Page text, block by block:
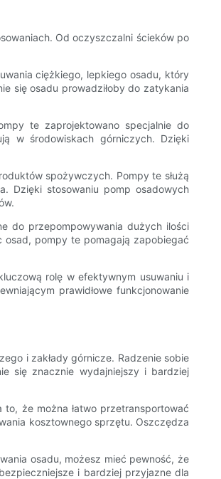
Od oczyszczalni ścieków po
ciężkiego, lepkiego osadu, który
się osadu prowadziłoby do zatykania
te zaprojektowano specjalnie do
w środowiskach górniczych. Dzięki
spożywczych. Pompy te służą
Dzięki stosowaniu pomp osadowych
do przepompowywania dużych ilości
osad, pompy te pomagają zapobiegać
rolę w efektywnym usuwaniu i
prawidłowe funkcjonowanie
i zakłady górnicze. Radzenie sobie
się znacznie wydajniejszy i bardziej
że można łatwo przetransportować
kosztownego sprzętu. Oszczędza
osadu, możesz mieć pewność, że
i bardziej przyjazne dla